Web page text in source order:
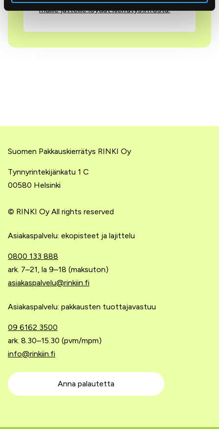
muille jätteille löydät kierrätys.infosta.
Suomen Pakkauskierrätys RINKI Oy
Tynnyrintekijänkatu 1 C
00580 Helsinki
© RINKI Oy All rights reserved
Asiakaspalvelu: ekopisteet ja lajittelu
0800 133 888
ark. 7–21, la 9–18 (maksuton)
asiakaspalvelu@rinkiin.fi
Asiakaspalvelu: pakkausten tuottajavastuu
09 6162 3500
ark. 8.30–15.30 (pvm/mpm)
info@rinkiin.fi
Anna palautetta